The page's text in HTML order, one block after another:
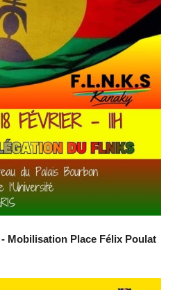
Mobilisation Place Félix Poulat